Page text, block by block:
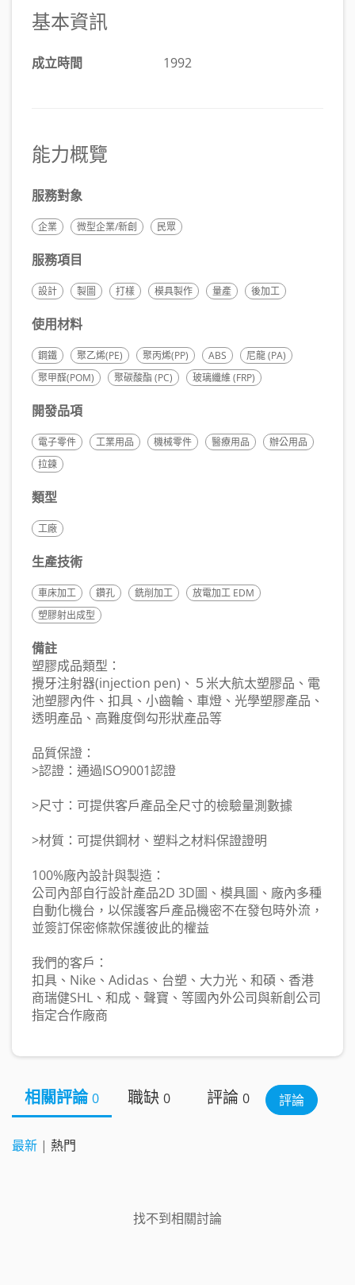
基本資訊
成立時間 1992
能力概覽
服務對象
企業 微型企業/新創 民眾
服務項目
設計 製圖 打樣 模具製作 量產 後加工
使用材料
鋼鐵 聚乙烯(PE) 聚丙烯(PP) ABS
尼龍 (PA)
聚甲醛(POM)
聚碳酸酯 (PC) 玻璃纖維 (FRP)
開發品項
電子零件 工業用品 機械零件 醫療用品
辦公用品
拉鍊
類型
工廠
生產技術
車床加工 鑽孔 銑削加工
放電加工 EDM
塑膠射出成型
備註
塑膠成品類型：
攪牙注射器(injection pen)、５米大航太塑膠品、電
池塑膠內件、扣具、小齒輪、車燈、光學塑膠產品、
透明產品、高難度倒勾形狀產品等
品質保證：
>認證：通過ISO9001認證
>尺寸：可提供客戶產品全尺寸的檢驗量測數據
>材質：可提供鋼材、塑料之材料保證證明
100%廠內設計與製造：
公司內部自行設計產品2D 3D圖、模具圖、廠內多種
自動化機台，以保護客戶產品機密不在發包時外流，
並簽訂保密條款保護彼此的權益
我們的客戶：
扣具、Nike、Adidas、台塑、大力光、和碩、香港
商瑞健SHL、和成、聲寶、等國內外公司與新創公司
指定合作廠商
相關評論0 職缺 0 評論 0 評論
最新 | 熱門
找不到相關討論